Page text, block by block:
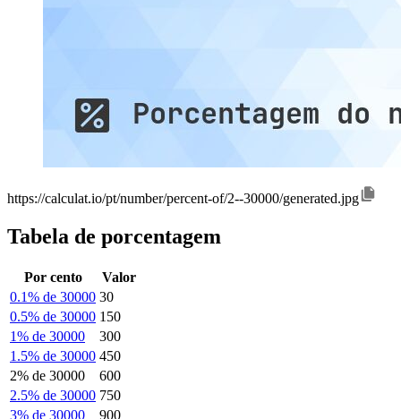
https://calculat.io/pt/number/percent-of/2--30000/generated.jpg
Tabela de porcentagem
Por cento
Valor
0.1% de 30000 30
0.5% de 30000 150
1% de 30000
300
1.5% de 30000 450
2% de 30000
600
2.5% de 30000 750
3% de 30000
900